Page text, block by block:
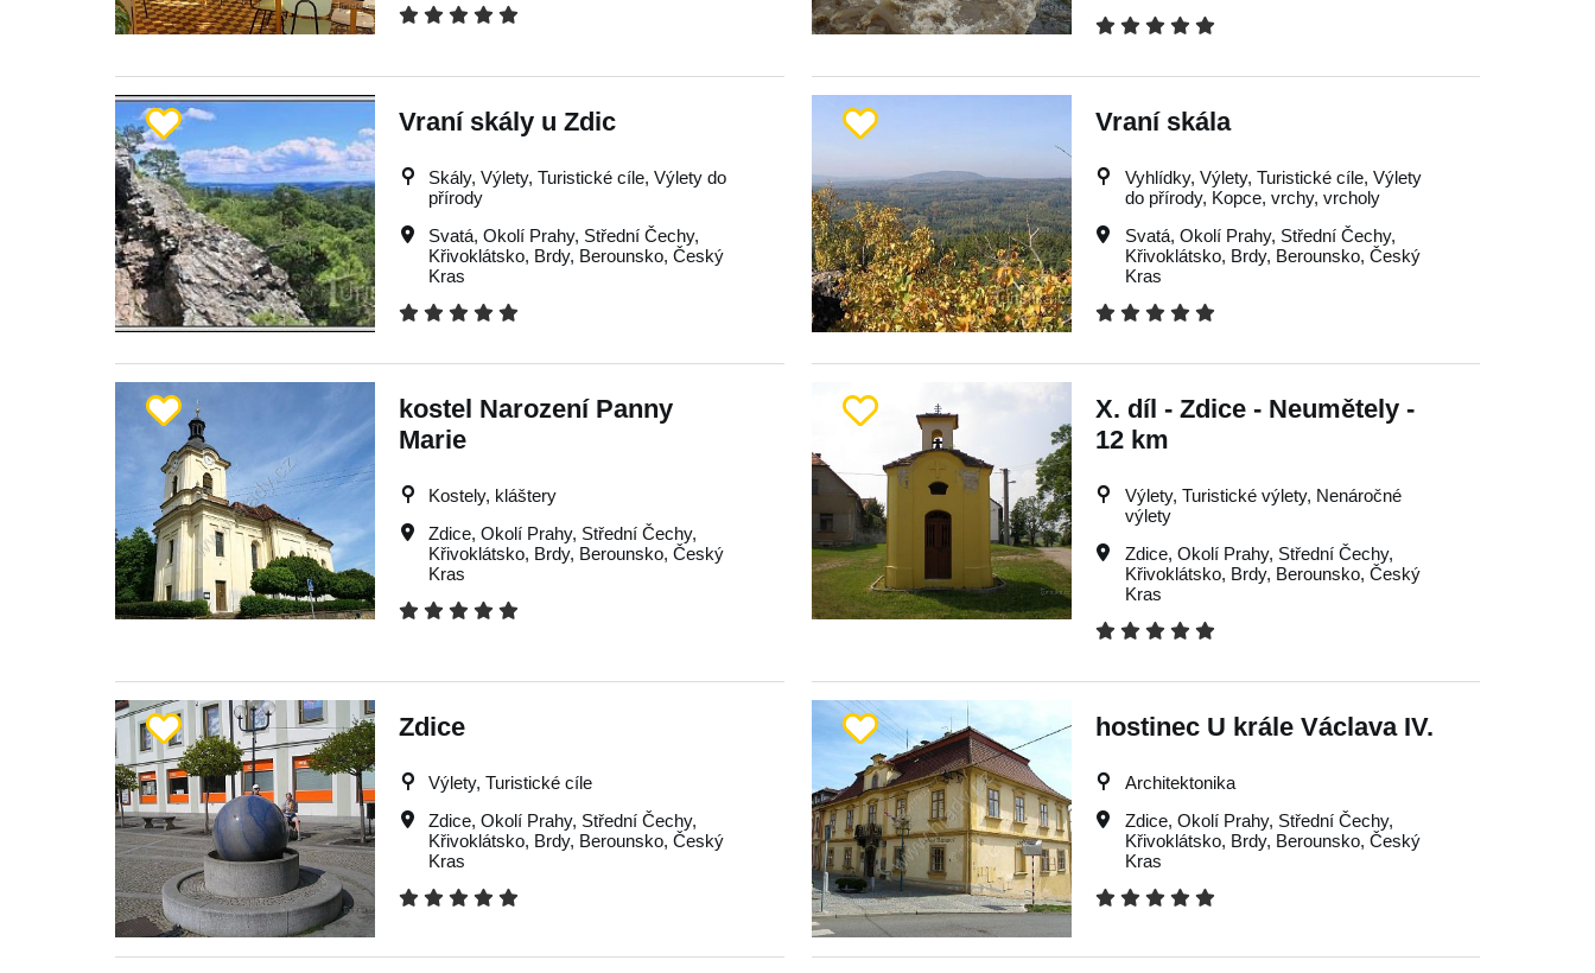
Vraní skály u Zdic
Skály, Výlety, Turistické cíle, Výlety do
přírody
Svatá,Okolí Prahy, Střední Čechy,
Křivoklátsko, Brdy, Berounsko,Český
Kras
Vraní skála
Vyhlídky, Výlety, Turistické cíle, Výlety
do přírody, Kopce, vrchy, vrcholy
Svatá, Okolí Prahy, Střední Čechy,
Křivoklátsko, Brdy, Berounsko, Český
Kras
kostel Narození Panny
Marie
Kostely, kláštery
Zdice,Okolí Prahy, Střední Čechy,
Křivoklátsko, Brdy, Berounsko,Český
Kras
X. díl - Zdice - Neumětely -
12 km
Výlety, Turistické výlety, Nenáročné
výlety
Zdice, Okolí Prahy, Střední Čechy,
Křivoklátsko, Brdy, Berounsko, Český
Kras
Zdice
Výlety, Turistické cíle
Zdice,Okolí Prahy, Střední Čechy,
Křivoklátsko, Brdy, Berounsko,Český
Kras
hostinec U krále Václava IV.
Architektonika
Zdice, Okolí Prahy, Střední Čechy,
Křivoklátsko, Brdy, Berounsko, Český
Kras